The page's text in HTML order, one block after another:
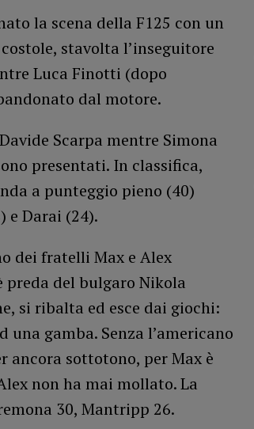
la scena della F125 con un
stavolta l’inseguitore
Luca Finotti (dopo
dal motore.
Scarpa mentre Simona
presentati. In classifica,
a punteggio pieno (40)
e Darai (24).
dei fratelli Max e Alex
preda del bulgaro Nikola
si ribalta ed esce dai giochi:
gamba. Senza l’americano
ancora sottotono, per Max è
non ha mai mollato. La
30, Mantripp 26.